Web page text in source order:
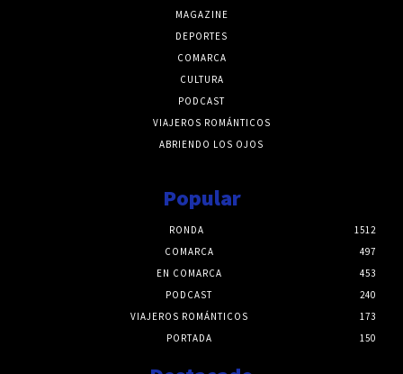
MAGAZINE
DEPORTES
COMARCA
CULTURA
PODCAST
VIAJEROS ROMÁNTICOS
ABRIENDO LOS OJOS
Popular
RONDA
1512
COMARCA
497
EN COMARCA
453
PODCAST
240
VIAJEROS ROMÁNTICOS
173
PORTADA
150